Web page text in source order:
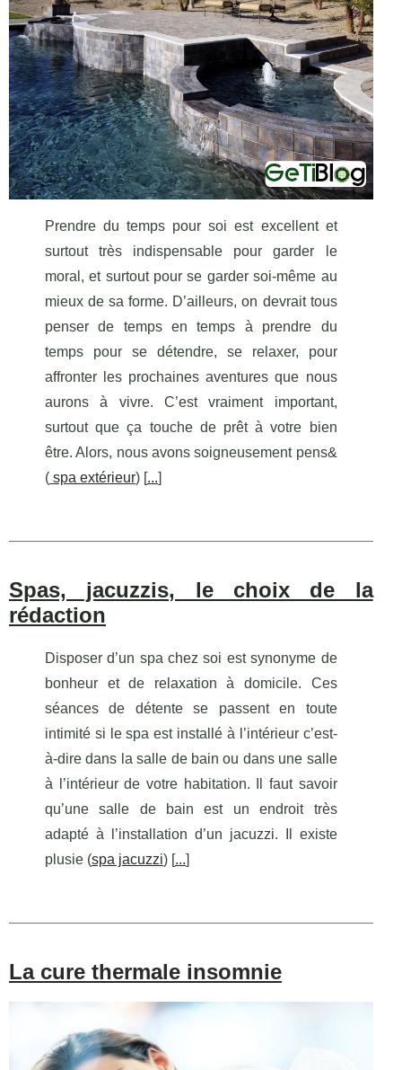
Prendre du temps pour soi est excellent et
surtout très indispensable pour garder le
moral, et surtout pour se garder soi-même au
mieux de sa forme. D’ailleurs, on devrait tous
penser de temps en temps à prendre du
temps pour se détendre, se relaxer, pour
affronter les prochaines aventures que nous
aurons à vivre. C’est vraiment important,
surtout que ça touche de prêt à votre bien
être. Alors, nous avons soigneusement pens&
( spa extérieur) [...]
Spas, jacuzzis, le choix de la
rédaction
Disposer d’un spa chez soi est synonyme de
bonheur et de relaxation à domicile. Ces
séances de détente se passent en toute
intimité si le spa est installé à l’intérieur c’est-
à-dire dans la salle de bain ou dans une salle
à l’intérieur de votre habitation. Il faut savoir
qu’une salle de bain est un endroit très
adapté à l’installation d’un jacuzzi. Il existe
plusie (spa jacuzzi) [...]
La cure thermale insomnie